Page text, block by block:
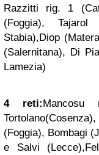
Razzitti rig. 1
(Foggia),
Stabia),Diop
(Salernitana), Di
Lamezia)
4 reti:
(Foggia), Bombagi
e Salvi